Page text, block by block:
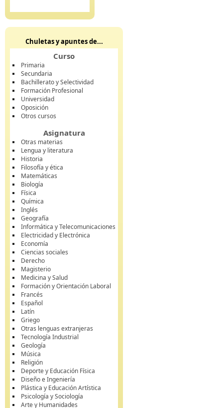
Chuletas y apuntes de...
Curso
Primaria
Secundaria
Bachillerato y Selectividad
Formación Profesional
Universidad
Oposición
Otros cursos
Asignatura
Otras materias
Lengua y literatura
Historia
Filosofía y ética
Matemáticas
Biología
Física
Química
Inglés
Geografía
Informática y Telecomunicaciones
Electricidad y Electrónica
Economía
Ciencias sociales
Derecho
Magisterio
Medicina y Salud
Formación y Orientación Laboral
Francés
Español
Latín
Griego
Otras lenguas extranjeras
Tecnología Industrial
Geología
Música
Religión
Deporte y Educación Física
Diseño e Ingeniería
Plástica y Educación Artística
Psicología y Sociología
Arte y Humanidades